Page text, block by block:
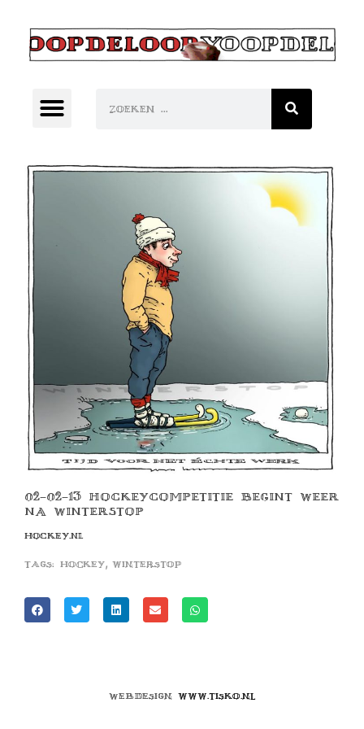
02-02-13 HOCKEYCOMPETITIE BEGINT WEER
NA WINTERSTOP
HOCKEY.NL
Tags: hockey, winterstop
Webdesign www.tisko.nl